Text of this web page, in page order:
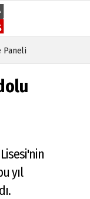
Paneli
yıl